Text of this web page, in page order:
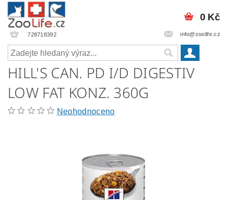
728718392 info@zoolife.cz
0 Kč
HILL'S CAN. PD I/D DIGESTIV
LOW FAT KONZ. 360G
Neohodnoceno